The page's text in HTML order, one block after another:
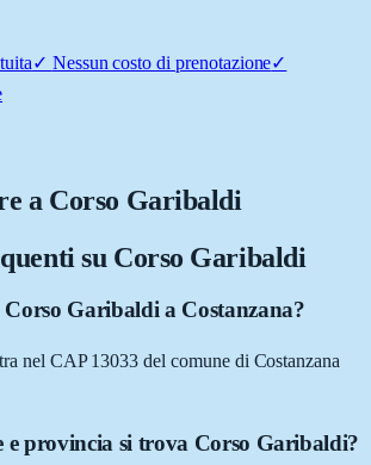
✓ Nessun costo di prenotazione✓
a Corso Garibaldi
su Corso Garibaldi
Garibaldi a Costanzana?
nel CAP 13033 del comune di Costanzana
e provincia si trova Corso Garibaldi?